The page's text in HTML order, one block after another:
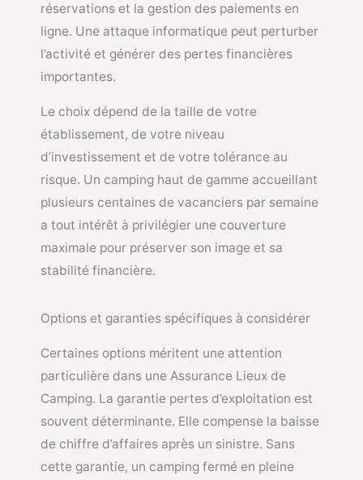
réservations et la gestion des paiements en
ligne. Une attaque informatique peut perturber
l’activité et générer des pertes financières
importantes.
Le choix dépend de la taille de votre
établissement, de votre niveau
d’investissement et de votre tolérance au
risque. Un camping haut de gamme accueillant
plusieurs centaines de vacanciers par semaine
a tout intérêt à privilégier une couverture
maximale pour préserver son image et sa
stabilité financière.
Options et garanties spécifiques à considérer
Certaines options méritent une attention
particulière dans une Assurance Lieux de
Camping. La garantie pertes d’exploitation est
souvent déterminante. Elle compense la baisse
de chiffre d’affaires après un sinistre. Sans
cette garantie, un camping fermé en pleine